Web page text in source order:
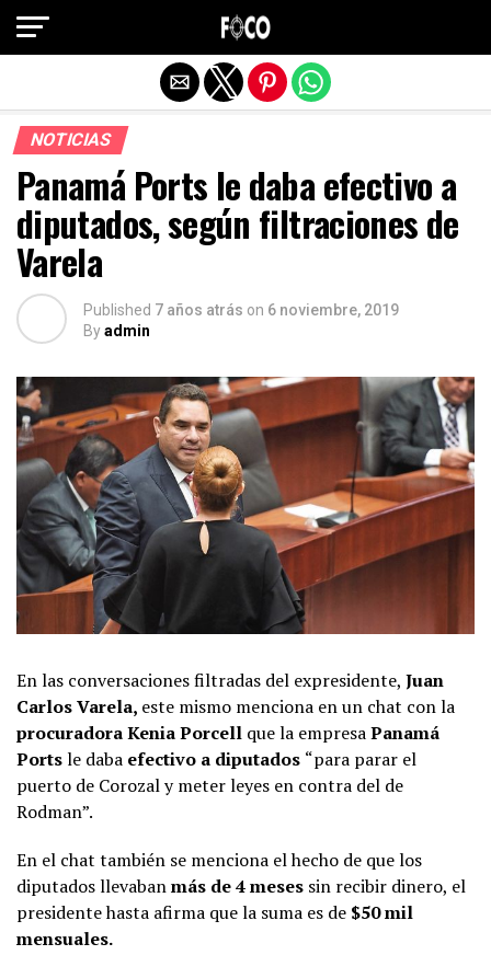
NOTICIAS
Panamá Ports le daba efectivo a
diputados, según filtraciones de
Varela
Published 7 años atrás on 6 noviembre, 2019
Byadmin
En las conversaciones filtradas del expresidente, Juan
Carlos Varela, este mismo menciona en un chat con la
procuradora Kenia Porcell que la empresaPanamá
Portsle daba efectivo a diputados “para parar el
puerto de Corozal y meter leyes en contra del de
Rodman”.
En el chat también se menciona el hecho de que los
diputados llevabanmás de 4 meses sin recibir dinero, el
presidente hasta afirma que la suma es de $50 mil
mensuales.
Salir de la versión móvil